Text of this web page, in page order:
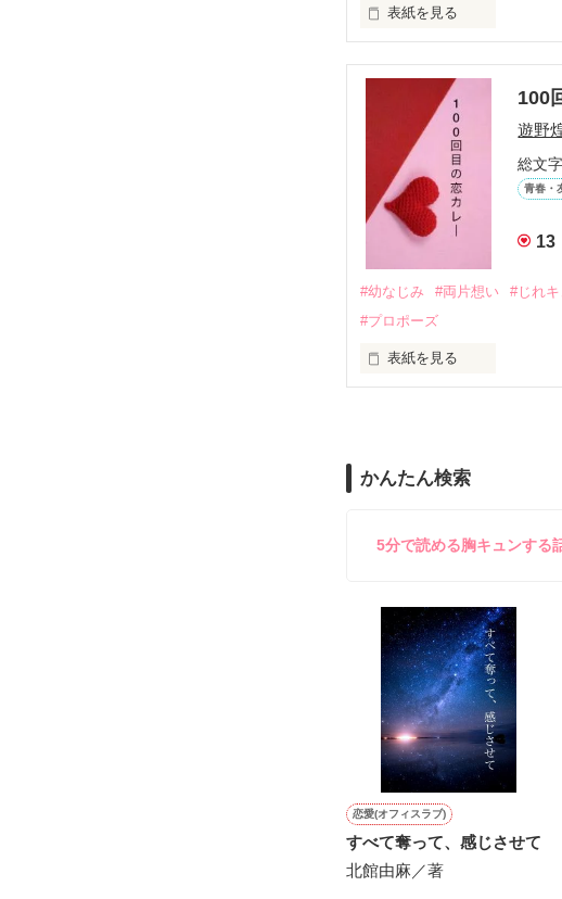
画像AI制作
表紙を見る
『──のせいじゃないよ』
｢なんであんたが生きてん
『生きていてくれてありが
｢あんたなんか産まなきゃ
｢あんたさえ居なければ·····｣
その女の子に感情を教える
泣き方も、笑い方も、助
でもみんなが教えてくれた
『"愛してるよ"』
感動のラスト──
100
遊野
総文
青春・
13
#幼なじみ #両片想い #じれ
#プロポーズ
表紙を見る
『うん。恋カレーを100回
※表紙はフリー素材です
かんたん検索
5分で読める胸キュンする
恋愛(オフィスラブ)
すべて奪って、感じさせて
北館由麻／著